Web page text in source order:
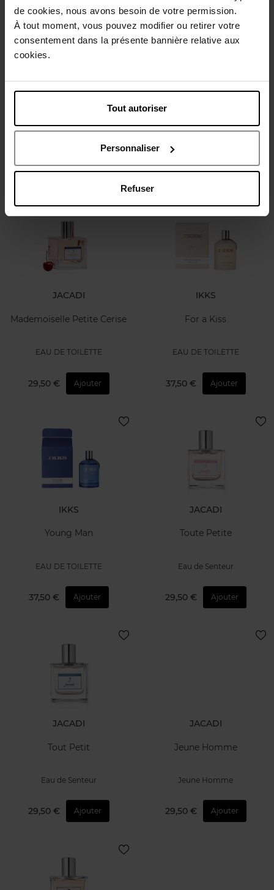
de cookies, nous avons besoin de votre permission.
À tout moment, vous pouvez modifier ou retirer votre
consentement dans la présente bannière relative aux
cookies.
Tout autoriser
Personnaliser
Refuser
SOPHIE LA GIRAFE
48,90 € Ajouter
LOLITA LEMPICKA
60,90 € Ajouter
JACADI
Mademoiselle Petite Cerise
EAU DE TOILETTE
29,50 € Ajouter
IKKS
For a Kiss
EAU DE TOILETTE
37,50 € Ajouter
IKKS
Young Man
EAU DE TOILETTE
37,50 € Ajouter
JACADI
Toute Petite
Eau de Senteur
29,50 € Ajouter
JACADI
Tout Petit
Eau de Senteur
29,50 € Ajouter
JACADI
Jeune Homme
Jeune Homme
29,50 € Ajouter